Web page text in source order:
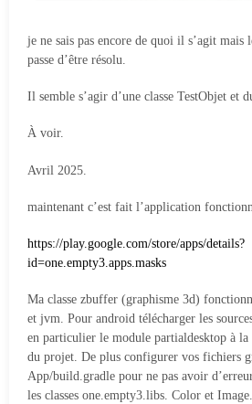
je ne sais pas encore de quoi il s’agit mais
passe d’être résolu.
Il semble s’agir d’une classe TestObjet et
À voir.
Avril 2025.
maintenant c’est fait l’application
https://play.google.com/store/apps/details?
id=one.empty3.apps.masks
Ma classe zbuffer (graphisme 3d)
et jvm. Pour android télécharger les
en particulier le module partialdesktop à la
du projet. De plus configurer vos fichiers
App/build.gradle pour ne pas avoir
les classes one.empty3.libs. Color et